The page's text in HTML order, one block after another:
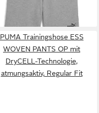
PUMA Trainingshose ESS
WOVEN PANTS OP mit
DryCELL-Technologie,
atmungsaktiv, Regular Fit